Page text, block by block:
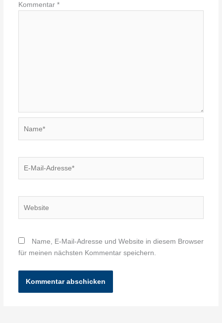
Kommentar *
Name, E-Mail-Adresse und Website in diesem Browser
für meinen nächsten Kommentar speichern.